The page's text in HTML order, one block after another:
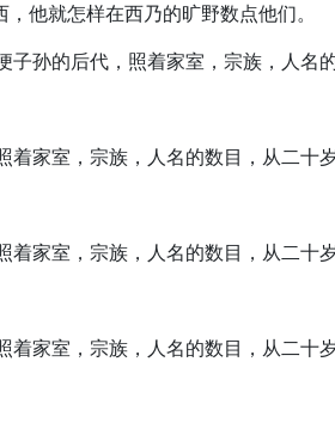
他就怎样在西乃的旷野数点他们。
子孙的后代，照着家室，宗族，人
着家室，宗族，人名的数目，从二
着家室，宗族，人名的数目，从二
着家室，宗族，人名的数目，从二